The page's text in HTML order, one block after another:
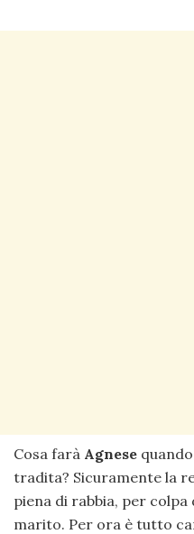
Cosa farà Agnese
tradita? Sicuramente la
piena di rabbia, per
marito. Per ora è tutto